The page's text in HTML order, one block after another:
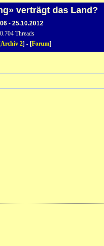
verträgt das Land?
- 25.10.2012
Threads
Archiv 2] - [Forum]